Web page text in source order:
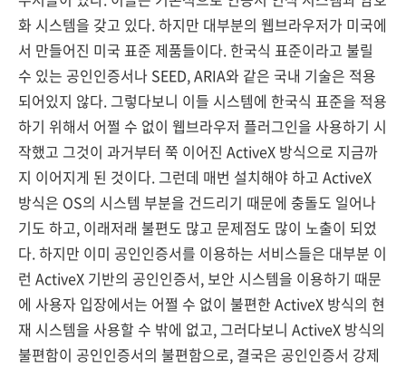
화 시스템을 갖고 있다. 하지만 대부분의 웹브라우저가 미국에
서 만들어진 미국 표준 제품들이다. 한국식 표준이라고 불릴
수 있는 공인인증서나 SEED, ARIA와 같은 국내 기술은 적용
되어있지 않다. 그렇다보니 이들 시스템에 한국식 표준을 적용
하기 위해서 어쩔 수 없이 웹브라우저 플러그인을 사용하기 시
작했고 그것이 과거부터 쭉 이어진 ActiveX 방식으로 지금까
지 이어지게 된 것이다. 그런데 매번 설치해야 하고 ActiveX
방식은 OS의 시스템 부분을 건드리기 때문에 충돌도 일어나
기도 하고, 이래저래 불편도 많고 문제점도 많이 노출이 되었
다. 하지만 이미 공인인증서를 이용하는 서비스들은 대부분 이
런 ActiveX 기반의 공인인증서, 보안 시스템을 이용하기 때문
에 사용자 입장에서는 어쩔 수 없이 불편한 ActiveX 방식의 현
재 시스템을 사용할 수 밖에 없고, 그러다보니 ActiveX 방식의
불편함이 공인인증서의 불편함으로, 결국은 공인인증서 강제